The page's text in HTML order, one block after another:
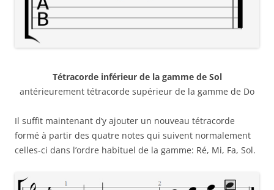
Tétracorde inférieur de la gamme de Sol
antérieurement tétracorde supérieur de la gamme de Do
Il suffit maintenant d’y ajouter un nouveau tétracorde
formé à partir des quatre notes qui suivent normalement
celles-ci dans l’ordre habituel de la gamme: Ré, Mi, Fa, Sol.